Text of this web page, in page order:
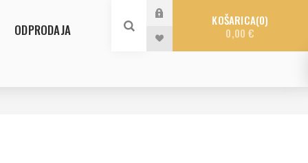
ODPRODAJA
KOŠARICA 0
0,00 €